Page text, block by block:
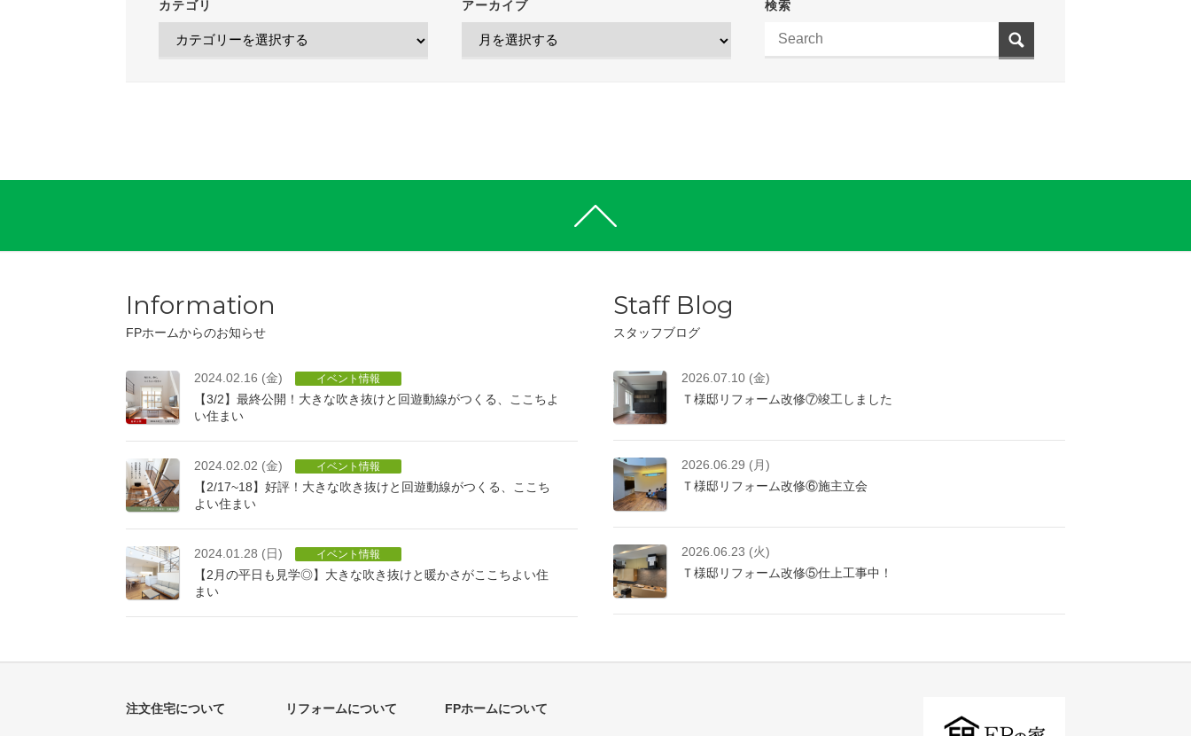
カテゴリ アーカイブ 検索
Information
FPホームからのお知らせ
2024.02.16 (金) イベント情報
【3/2】最終公開！大きな吹き抜けと回遊動線がつくる、ここちよ
い住まい
2024.02.02 (金) イベント情報
【2/17~18】好評！大きな吹き抜けと回遊動線がつくる、ここち
よい住まい
2024.01.28 (日) イベント情報
【2月の平日も見学◎】大きな吹き抜けと暖かさがここちよい住
まい
Staff Blog
スタッフブログ
2026.07.10 (金)
Ｔ様邸リフォーム改修⑦竣工しました
2026.06.29 (月)
Ｔ様邸リフォーム改修⑥施主立会
2026.06.23 (火)
Ｔ様邸リフォーム改修⑤仕上工事中！
注文住宅について リフォームについて FPホームについて